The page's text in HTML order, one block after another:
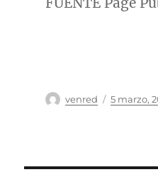
Autor
venred
Publicado
5 marzo,